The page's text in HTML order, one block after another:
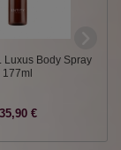
Luxus Body Spray
177ml
35,90 €